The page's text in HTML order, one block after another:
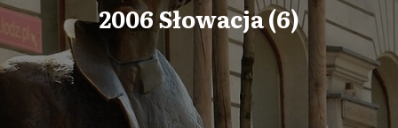
A
W
I
G
A
C
2006 Słowacja (6)